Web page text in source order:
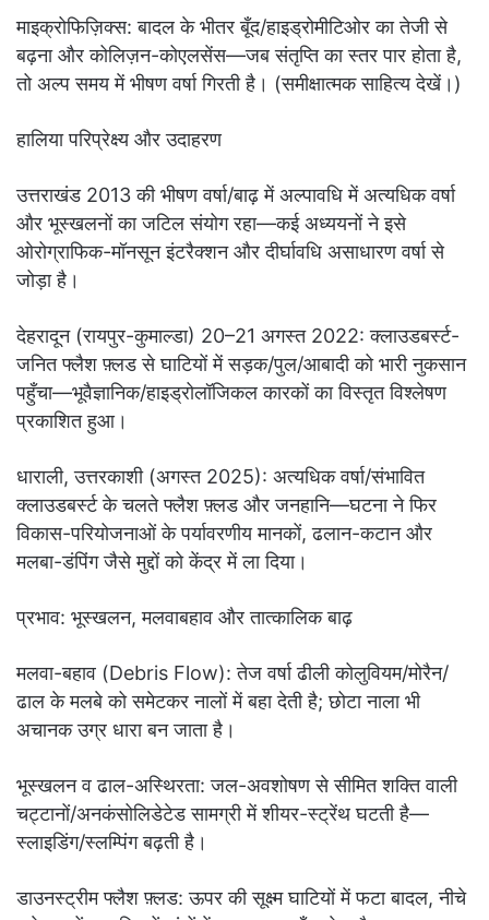
माइक्रोफिज़िक्स: बादल के भीतर बूँद/हाइड्रोमीटिओर का तेजी से
बढ़ना और कोलिज़न-कोएलसेंस—जब संतृप्ति का स्तर पार होता है,
तो अल्प समय में भीषण वर्षा गिरती है। (समीक्षात्मक साहित्य देखें।)
हालिया परिप्रेक्ष्य और उदाहरण
उत्तराखंड 2013 की भीषण वर्षा/बाढ़ में अल्पावधि में अत्यधिक वर्षा
और भूस्खलनों का जटिल संयोग रहा—कई अध्ययनों ने इसे
ओरोग्राफिक-मॉनसून इंटरैक्शन और दीर्घावधि असाधारण वर्षा से
जोड़ा है।
देहरादून (रायपुर-कुमाल्डा) 20–21 अगस्त 2022: क्लाउडबर्स्ट-
जनित फ्लैश फ़्लड से घाटियों में सड़क/पुल/आबादी को भारी नुकसान
पहुँचा—भूवैज्ञानिक/हाइड्रोलॉजिकल कारकों का विस्तृत विश्लेषण
प्रकाशित हुआ।
धाराली, उत्तरकाशी (अगस्त 2025): अत्यधिक वर्षा/संभावित
क्लाउडबर्स्ट के चलते फ्लैश फ़्लड और जनहानि—घटना ने फिर
विकास-परियोजनाओं के पर्यावरणीय मानकों, ढलान-कटान और
मलबा-डंपिंग जैसे मुद्दों को केंद्र में ला दिया।
प्रभाव: भूस्खलन, मलवाबहाव और तात्कालिक बाढ़
मलवा-बहाव (Debris Flow): तेज वर्षा ढीली कोलुवियम/मोरैन/
ढाल के मलबे को समेटकर नालों में बहा देती है; छोटा नाला भी
अचानक उग्र धारा बन जाता है।
भूस्खलन व ढाल-अस्थिरता: जल-अवशोषण से सीमित शक्ति वाली
चट्टानों/अनकंसोलिडेटेड सामग्री में शीयर-स्ट्रेंथ घटती है—
स्लाइडिंग/स्लम्पिंग बढ़ती है।
डाउनस्ट्रीम फ्लैश फ़्लड: ऊपर की सूक्ष्म घाटियों में फटा बादल, नीचे